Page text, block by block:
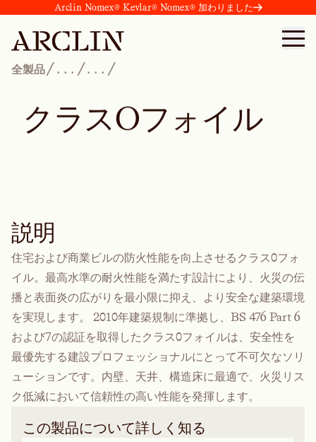
Arclin Nomex® Kevlar® Nomex® 加わりました
全製品/ ... /... /
ク ラ スOフ ォ イ ル
説明
住宅および商業ビルの防火性能を向上させるクラス0フォ
イル。最高水準の耐火性能を満たす設計により、火災の伝
播と表面炎の広がりを最小限に抑え、より安全な建築環境
を実現します。 2010年建築規制に準拠し、BS 476 Part 6
および7の認証を取得したクラス0フォイルは、安全性を
最優先する建設プロフェッショナルにとって不可欠なソリ
ューションです。内壁、天井、構造床に最適で、火災リス
ク低減において信頼性の高い性能を発揮します。
この製品について詳しく知る